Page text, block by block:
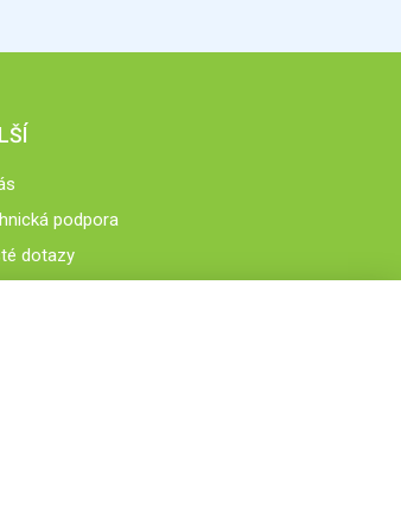
podpora
dotazy